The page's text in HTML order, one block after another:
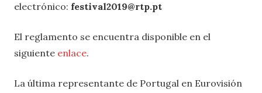
electrónico: festival2019@rtp.pt
El reglamento se encuentra disponible en el
siguiente enlace.
La última representante de Portugal en Eurovisión